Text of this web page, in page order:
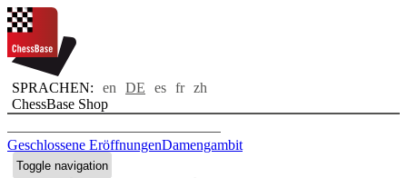
SPRACHEN: en DE es fr zh
ChessBase Shop
Toggle navigation
Geschlossene EröffnungenDamengambit